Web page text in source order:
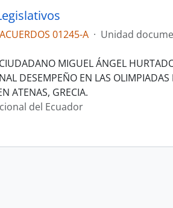
01245-A · Unidad
MIGUEL ÁNGEL
DESEMPEÑO EN LAS OLIMPIADAS
ATENAS, GRECIA.
del Ecuador